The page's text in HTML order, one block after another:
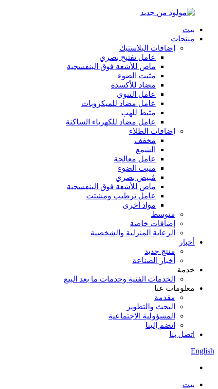
بيت
منتجات
إضافات البلاستيك
عامل تفتيح بصري
ماص للأشعة فوق البنفسجية
مثبت الضوء
مضاد للأكسدة
عامل التنوي
عامل مضاد للميكروبات
مثبط للهب
عامل مضاد للكهرباء الساكنة
إضافات الطلاء
مخفف
الشمع
عامل معالجة
مثبت الضوء
مُبيض بصري
ماص للأشعة فوق البنفسجية
عامل ترطيب ومشتت
مواد أخرى
متوسط
إضافات خاصة
الرعاية المنزلية والشخصية
أخبار
منتج جديد
أخبار الصناعة
خدمة
الخدمات الفنية وخدمات ما بعد البيع
معلومات عنا
مقدمة
البحث والتطوير
المسؤولية الاجتماعية
انضم إلينا
اتصل بنا
English
بيت